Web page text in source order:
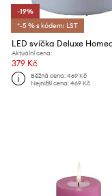
-19%
*-5 % s kódem: LST
Aktuální cena:
379 Kč
Běžná cena:469 Kč
Nejnižší cena:469 Kč